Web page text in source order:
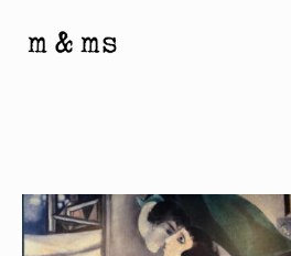
Inhalt
&
Ms